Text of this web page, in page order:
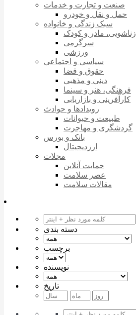
صنعت و تجارت و خدمات
حمل و نقل و خودرو
سبک زندگی و خانواده
زناشویی، مادر و کودک
سرگرمی
ورزشی
سیاسی و اجتماعی
حقوق و قضا
دینی و مذهبی
فرهنگی، هنر و سینما
کارآفرینی و بازاریابی
رویدادها و حوادث
طبیعت و حیوانات
گردشگری و مهاجرت
بانک و بورس
ارزدیجیتال
مجلات
حمایت آنلاین
عصر سلامت
مقالات سلامت
دسته بندی
برچسب
نویسنده
تاریخ